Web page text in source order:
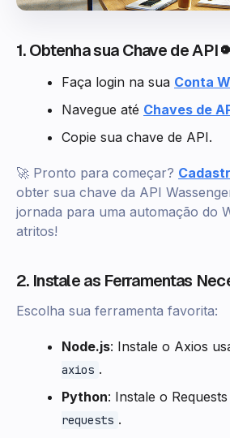
1. Obtenha sua Chave de API
Faça login na sua Conta
Navegue até Chaves de
Copie sua chave de API.
🚀 Pronto para começar?
obter sua chave da API
jornada para uma automação do
atritos!
2. Instale as Ferramentas
Escolha sua ferramenta favorita:
Node.js: Instale o Axios
axios .
Python: Instale o
requests .